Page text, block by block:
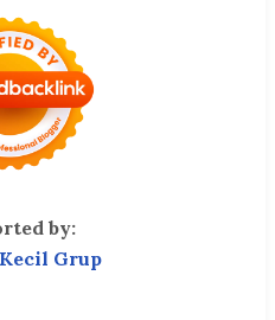
by:
Grup